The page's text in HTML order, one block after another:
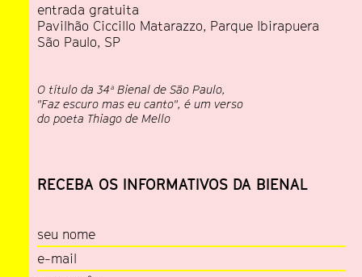
entrada gratuita
Pavilhão Ciccillo Matarazzo, Parque Ibirapuera
São Paulo, SP
O título da 34ª Bienal de São Paulo,
"Faz escuro mas eu canto", é um verso
do poeta Thiago de Mello
RECEBA OS INFORMATIVOS DA BIENAL